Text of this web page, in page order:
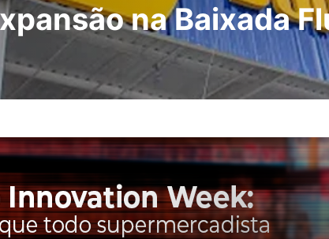
na Baixada